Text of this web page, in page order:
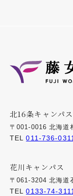
北16条キャンパス
〒001-0016 北海道
TEL011-736-
花川キャンパス
〒061-3204 北海道
TEL0133-74-